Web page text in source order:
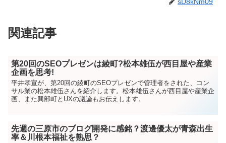
関連記事
第20回のSEOプレゼンは綾町?松本雄伍が西目屋や産業
企画を思考!
平井孝宣が、第20回の綾町のSEOプレゼンで管理者をされた、コン
サル業の松本雄伍さんを紹介します。松本雄伍さんが西目屋や産業企
画、また興部町とUXの議論もお伝えします。
先週の三原市のブログ開発に感銘？渡邊優太が青森出生
率＆川根本福祉を熟思？